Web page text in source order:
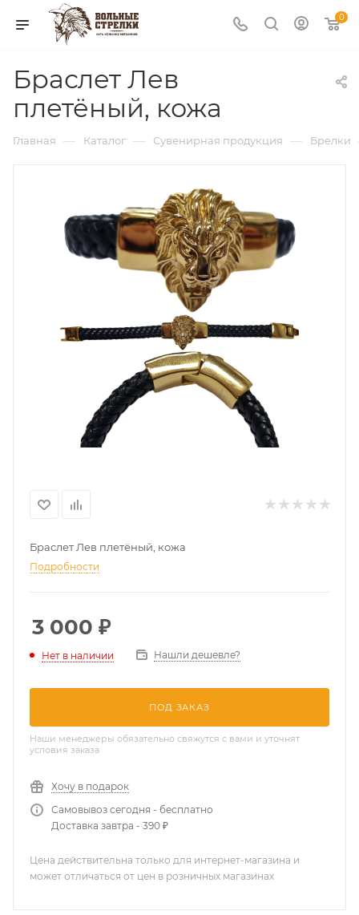
0
Браслет Лев
плетёный, кожа
Главная — Каталог — Сувенирная продукция — Брелки
Браслет Лев плетёный, кожа
Подробности
3 000 ₽
Нет в наличии Нашли дешевле?
ПОД ЗАКАЗ
Наши менеджеры обязательно свяжутся с вами и уточнят
условия заказа
Хочу в подарок
Самовывоз сегодня - бесплатно
Доставка завтра - 390 ₽
Цена действительна только для интернет-магазина и
может отличаться от цен в розничных магазинах